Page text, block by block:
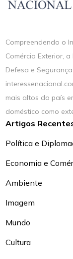
Compreendendo o
Comércio Exterior,
Defesa e
mais altos do país
doméstico como
Artigos
Política e
Economia e
Ambiente
Imagem
Mundo
Cultura